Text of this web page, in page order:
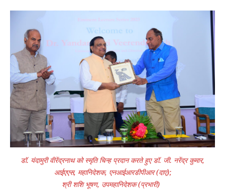
डॉ. यंदामुरी वीरेंद्रनाथ को स्मृति चिन्ह प्रदान करते हुए डॉ. जी. नरेंद्र कुमार,
आईएएस, महानिदेशक, एनआईआरडीपीआर (दाएं);
श्री शशि भूषण, उपमहानिदेशक (प्रभारी)